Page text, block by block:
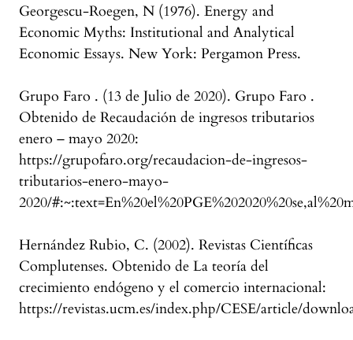
Georgescu-Roegen, N (1976). Energy and
Economic Myths: Institutional and Analytical
Economic Essays. New York: Pergamon Press.
Grupo Faro . (13 de Julio de 2020). Grupo Faro .
Obtenido de Recaudación de ingresos tributarios
enero – mayo 2020:
https://grupofaro.org/recaudacion-de-ingresos-
tributarios-enero-mayo-
2020/
Hernández Rubio, C. (2002). Revistas Científicas
Complutenses. Obtenido de La teoría del
crecimiento endógeno y el comercio internacional:
https://revistas.ucm.es/index.php/CESE/article/